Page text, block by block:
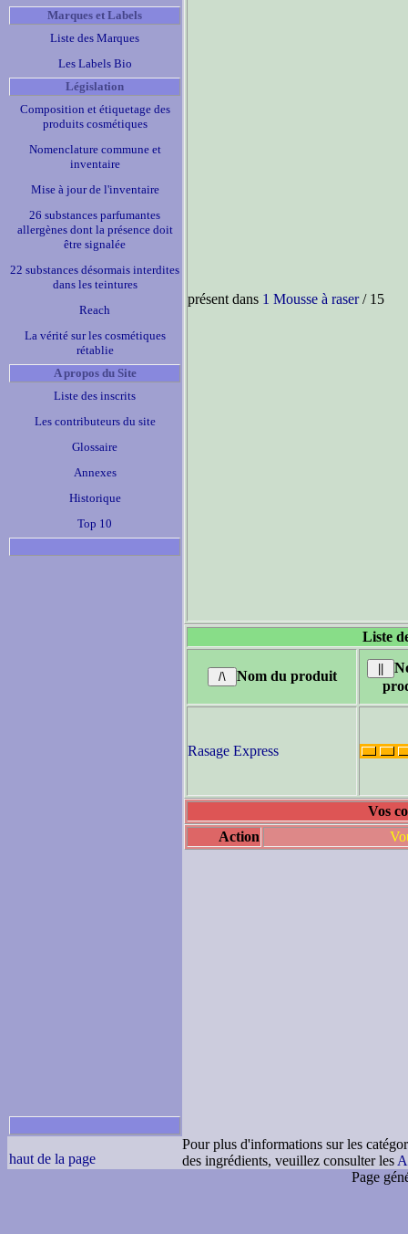
Marques et Labels
Liste des Marques
Les Labels Bio
Législation
Composition et étiquetage des
produits cosmétiques
Nomenclature commune et
inventaire
Mise à jour de l'inventaire
26 substances parfumantes
allergènes dont la présence doit
être signalée
22 substances désormais interdites
dans les teintures
Reach
La vérité sur les cosmétiques
rétablie
A propos du Site
Liste des inscrits
Les contributeurs du site
Glossaire
Annexes
Historique
Top 10
présent dans 1 Mousse à raser/ 15
Liste
Nom du produit
Rasage Express
Vos
Action
haut de la page
Pour plus d'informations sur les
des ingrédients, veuillez consulter les
Page